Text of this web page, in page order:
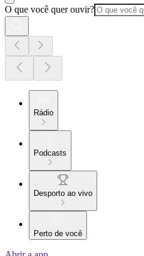
O que você quer ouvir?
Rádio
Podcasts
Desporto ao vivo
Perto de você